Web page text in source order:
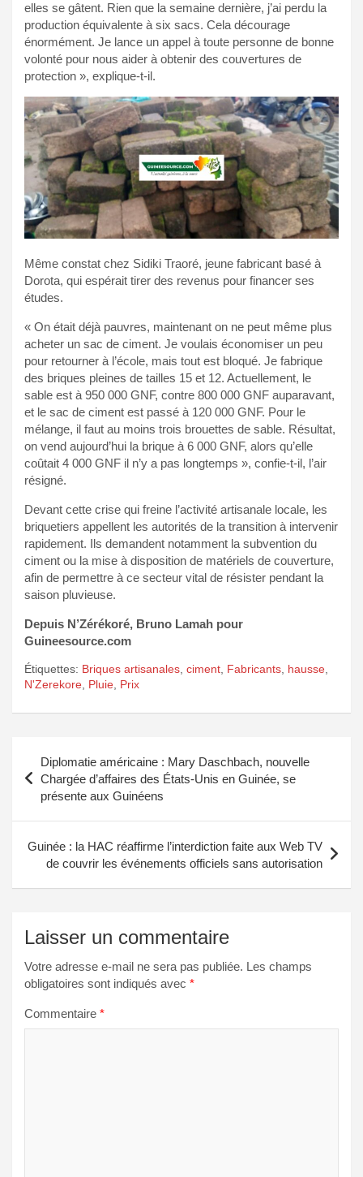
elles se gâtent. Rien que la semaine dernière, j’ai perdu la
production équivalente à six sacs. Cela décourage
énormément. Je lance un appel à toute personne de bonne
volonté pour nous aider à obtenir des couvertures de
protection », explique-t-il.
Même constat chez Sidiki Traoré, jeune fabricant basé à
Dorota, qui espérait tirer des revenus pour financer ses
études.
« On était déjà pauvres, maintenant on ne peut même plus
acheter un sac de ciment. Je voulais économiser un peu
pour retourner à l’école, mais tout est bloqué. Je fabrique
des briques pleines de tailles 15 et 12. Actuellement, le
sable est à 950 000 GNF, contre 800 000 GNF auparavant,
et le sac de ciment est passé à 120 000 GNF. Pour le
mélange, il faut au moins trois brouettes de sable. Résultat,
on vend aujourd’hui la brique à 6 000 GNF, alors qu’elle
coûtait 4 000 GNF il n’y a pas longtemps », confie-t-il, l’air
résigné.
Devant cette crise qui freine l’activité artisanale locale, les
briquetiers appellent les autorités de la transition à intervenir
rapidement. Ils demandent notamment la subvention du
ciment ou la mise à disposition de matériels de couverture,
afin de permettre à ce secteur vital de résister pendant la
saison pluvieuse.
Depuis N’Zérékoré, Bruno Lamah pour
Guineesource.com
Étiquettes: Briques artisanales ciment Fabricants hausse
N'Zerekore Pluie Prix
de
l’article
Diplomatie américaine : Mary Daschbach, nouvelle
Chargée d’affaires des États-Unis en Guinée, se
présente aux Guinéens
Guinée : la HAC réaffirme l’interdiction faite aux Web TV
de couvrir les événements officiels sans autorisation
Laisser un commentaire
Votre adresse e-mail ne sera pas publiée. Les champs
obligatoires sont indiqués avec *
Commentaire *